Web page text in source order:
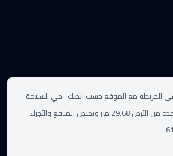
الخريطة مع الموقع حسب الصك : حي السلامة
بمدينة جدة مساحة الوحدة من الأرض 29.68 متر وتختص المنافع والأجزاء